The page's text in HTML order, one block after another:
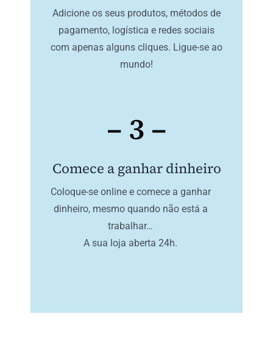
Adicione os seus produtos, métodos de
pagamento, logística e redes sociais
com apenas alguns cliques. Ligue-se ao
mundo!
– 3 –
Comece a ganhar dinheiro
Coloque-se online e comece a ganhar
dinheiro, mesmo quando não está a
trabalhar…
A sua loja aberta 24h.